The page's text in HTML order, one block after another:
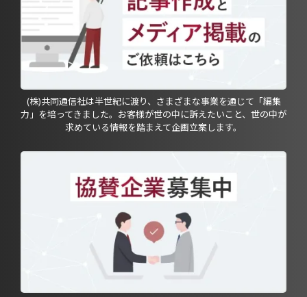
(株)共同通信社は半世紀に渡り、さまざまな事業を通じて「編集
力」を培ってきました。お客様が世の中に訴えたいこと、世の中が
求めている情報を踏まえて企画立案します。